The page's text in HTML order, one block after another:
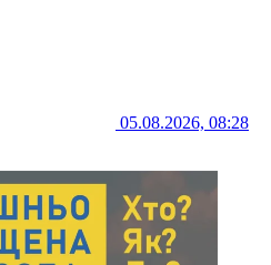
05.08.2026, 08:28